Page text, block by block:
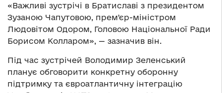
«Важливі зустрічі в Братиславі з президентом
Зузаною Чапутовою, премʼєр-міністром
Людовітом Одором, Головою Національної Ради
Борисом Колларом», — зазначив він.
Під час зустрічей Володимир Зеленський
планує обговорити конкретну оборонну
підтримку та євроатлантичну інтеграцію